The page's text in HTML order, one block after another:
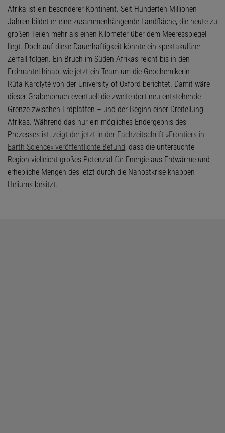
Afrika ist ein besonderer Kontinent. Seit Hunderten Millionen
Jahren bildet er eine zusammenhängende Landfläche, die heute zu
großen Teilen mehr als einen Kilometer über dem Meeresspiegel
liegt. Doch auf diese Dauerhaftigkeit könnte ein spektakulärer
Zerfall folgen. Ein Bruch im Süden Afrikas reicht bis in den
Erdmantel hinab, wie jetzt ein Team um die Geochemikerin
Rūta Karolytė von der University of Oxford berichtet. Damit wäre
dieser Grabenbruch eventuell die zweite dort neu entstehende
Grenze zwischen Erdplatten – und der Beginn einer Dreiteilung
Afrikas. Während das nur ein mögliches Endergebnis des
Prozesses ist, zeigt der jetzt in der Fachzeitschrift »Frontiers in
Earth Science« veröffentlichte Befund, dass die untersuchte
Region vielleicht großes Potenzial für Energie aus Erdwärme und
erhebliche Mengen des jetzt durch die Nahostkrise knappen
Heliums besitzt.